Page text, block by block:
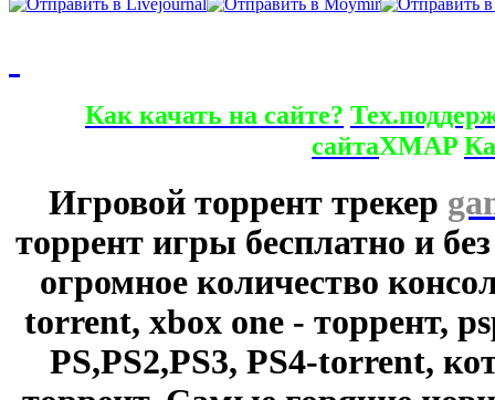
Как качать на сайте?
сайтаXMAP
Игровой торрент трекер
торрент игры бесплатно и
огромное количество
torrent, xbox one - торрент,
PS,PS2,PS3, PS4-torrent,